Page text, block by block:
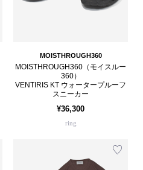
MOISTHROUGH360
MOISTHROUGH360（モイスルー
360）
VENTIRIS KT ウォータープルーフ
スニーカー
¥36,300
ring